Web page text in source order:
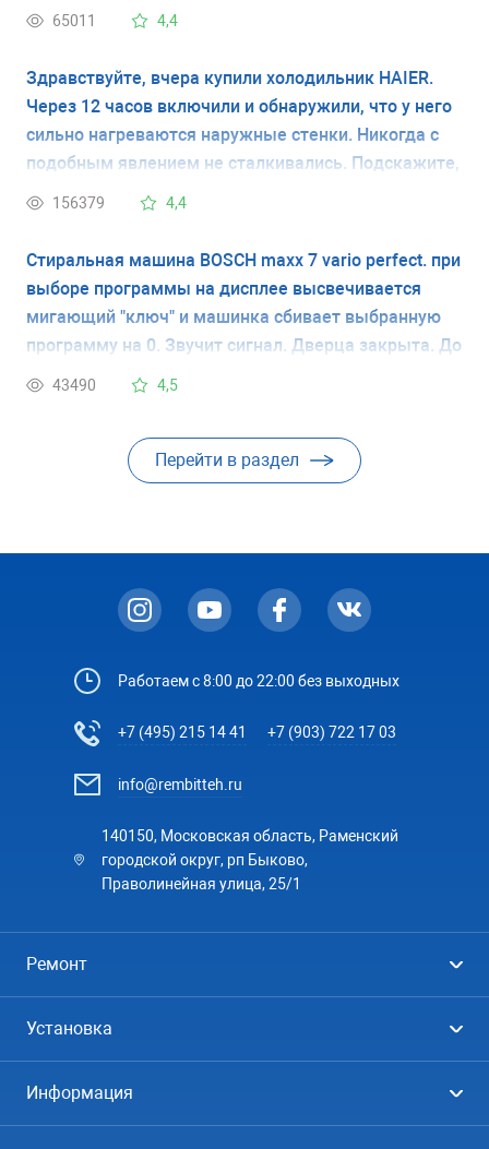
65011 4,4
Здравствуйте, вчера купили холодильник HAIER.
Через 12 часов включили и обнаружили, что у него
сильно нагреваются наружные стенки. Никогда с
подобным явлением не сталкивались. Подскажите,
это неисправность холодильника или это
156379 4,4
Стиральная машина BOSCH maxx 7 vario perfect. при
выборе программы на дисплее высвечивается
мигающий "ключ" и машинка сбивает выбранную
программу на 0. Звучит сигнал. Дверца закрыта. До
этого машинка работала хорошо. У меня нет
43490 4,5
Перейти в раздел
Работаем с 8:00 до 22:00 без выходных
+7 (495) 215 14 41 +7 (903) 722 17 03
info@rembitteh.ru
140150, Московская область, Раменский
городской округ, рп Быково,
Праволинейная улица, 25/1
Ремонт
Посудомоечные машины
Установка
Информация